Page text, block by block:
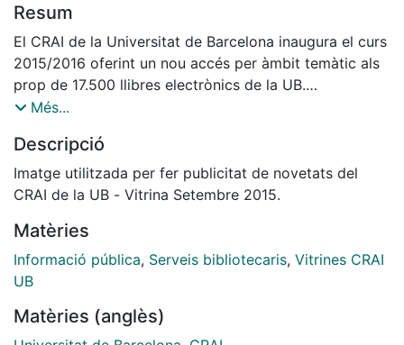
Resum
El CRAI de la Universitat de Barcelona inaugura el curs
2015/2016 oferint un nou accés per àmbit temàtic als
prop de 17.500 llibres electrònics de la UB.
A partir d’ara es pot veure al subcatàleg de Recursos
ràpida i molt gràfica, aproximar-nos a aquesta
col·lecció per grans àrees temàtiques i trobar els
documents de la nostra matèria disponibles en línia.
Més...
Descripció
Imatge utilitzada per fer publicitat de novetats del
CRAI de la UB - Vitrina Setembre 2015.
Matèries
Informació pública, Serveis bibliotecaris, Vitrines CRAI
UB
Matèries (anglès)